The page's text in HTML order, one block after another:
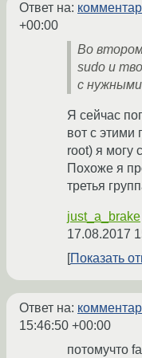
Ответ на:
+00:00
Во
sudo и
с
Я сейчас
вот с этими
root) я могу
Похоже я
третья
just_a_brake
17.08.2017
Показать
Ответ на:
15:46:50 +00:00
потомучто